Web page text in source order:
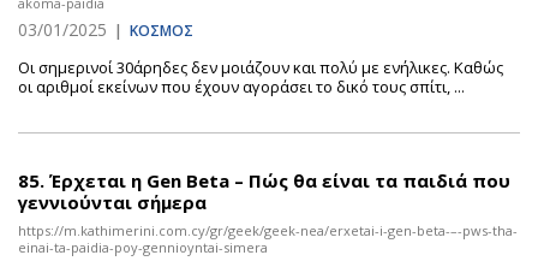
03/01/2025 | ΚΟΣΜΟΣ
Οι σημερινοί 30άρηδες δεν μοιάζουν και πολύ με ενήλικες. Καθώς
οι αριθμοί εκείνων που έχουν αγοράσει το δικό τους σπίτι, ...
85. Έρχεται η Gen Beta – Πώς θα είναι τα παιδιά που
γεννιούνται σήμερα
https://m.kathimerini.com.cy/gr/geek/geek-nea/erxetai-i-gen-beta-–-pws-tha-
einai-ta-paidia-poy-gennioyntai-simera